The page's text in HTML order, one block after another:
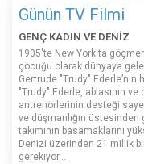
Günün TV Filmi
GENÇ KADIN VE DENİZ
1905'te New York'ta
çocuğu olarak dünyaya
Gertrude "Trudy" Ederle’nin
"Trudy" Ederle, ablasının
antrenörlerinin desteği
ve düşmanlığın
takımının basamaklarını
Denizi üzerinden 21 millik
gerekiyor...